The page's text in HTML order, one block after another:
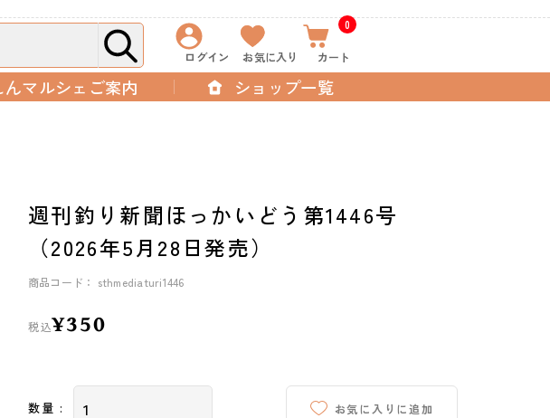
ログイン お気に入り
0
カート
ショップ一覧
んマルシェご案内
週刊釣り新聞ほっかいどう第1446号
（2026年5月28日発売）
商品コード： sthmediaturi1446
税込¥350
数量 : お気に入りに追加